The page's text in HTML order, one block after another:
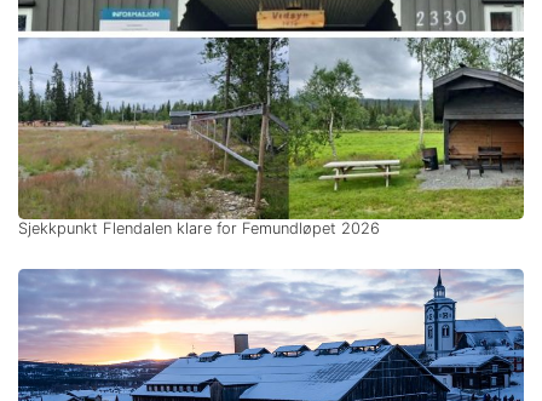
Sjekkpunkt Flendalen klare for Femundløpet 2026